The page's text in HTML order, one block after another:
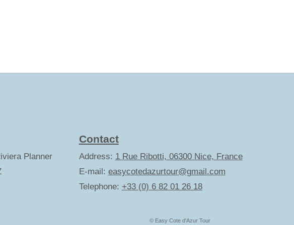
Planner
Contact
Address: 1 Rue Ribotti, 06300 Nice, France
E-mail: easycotedazurtour@gmail.com
Telephone: +33 (0) 6 82 01 26 18
© Easy Cote d'Azur Tour